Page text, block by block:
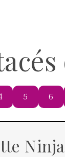
5 6
Ninja